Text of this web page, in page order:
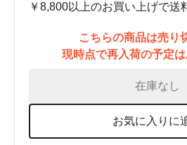
￥8,800以上のお買い上げで送
こちらの商品は売り
現時点で再入荷の予定は
在庫なし
お気に入りに